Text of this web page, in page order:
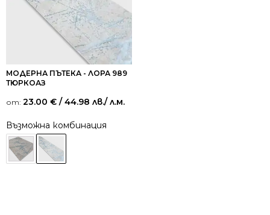
МОДЕРНА ПЪТЕКА - ЛОРА 989
ТЮРКОАЗ
от: 23.00 € / 44.98 лв./ л.м.
Възможна комбинация